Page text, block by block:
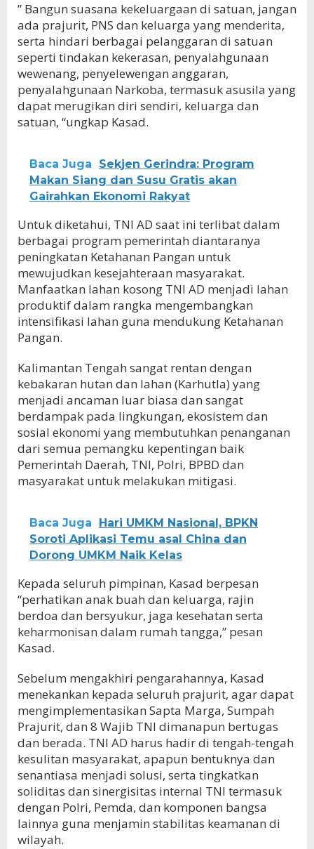
” Bangun suasana kekeluargaan di satuan, jangan
ada prajurit, PNS dan keluarga yang menderita,
serta hindari berbagai pelanggaran di satuan
seperti tindakan kekerasan, penyalahgunaan
wewenang, penyelewengan anggaran,
penyalahgunaan Narkoba, termasuk asusila yang
dapat merugikan diri sendiri, keluarga dan
satuan, “ungkap Kasad.
Baca Juga
Sekjen Gerindra: Program
Makan Siang dan Susu Gratis akan
Gairahkan Ekonomi Rakyat
Untuk diketahui, TNI AD saat ini terlibat dalam
berbagai program pemerintah diantaranya
peningkatan Ketahanan Pangan untuk
mewujudkan kesejahteraan masyarakat.
Manfaatkan lahan kosong TNI AD menjadi lahan
produktif dalam rangka mengembangkan
intensifikasi lahan guna mendukung Ketahanan
Pangan.
Kalimantan Tengah sangat rentan dengan
kebakaran hutan dan lahan (Karhutla) yang
menjadi ancaman luar biasa dan sangat
berdampak pada lingkungan, ekosistem dan
sosial ekonomi yang membutuhkan penanganan
dari semua pemangku kepentingan baik
Pemerintah Daerah, TNI, Polri, BPBD dan
masyarakat untuk melakukan mitigasi.
Baca Juga
Hari UMKM Nasional, BPKN
Soroti Aplikasi Temu asal China dan
Dorong UMKM Naik Kelas
Kepada seluruh pimpinan, Kasad berpesan
“perhatikan anak buah dan keluarga, rajin
berdoa dan bersyukur, jaga kesehatan serta
keharmonisan dalam rumah tangga,” pesan
Kasad.
Sebelum mengakhiri pengarahannya, Kasad
menekankan kepada seluruh prajurit, agar dapat
mengimplementasikan Sapta Marga, Sumpah
Prajurit, dan 8 Wajib TNI dimanapun bertugas
dan berada. TNI AD harus hadir di tengah-tengah
kesulitan masyarakat, apapun bentuknya dan
senantiasa menjadi solusi, serta tingkatkan
soliditas dan sinergisitas internal TNI termasuk
dengan Polri, Pemda, dan komponen bangsa
lainnya guna menjamin stabilitas keamanan di
wilayah.